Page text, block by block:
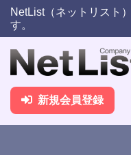
NetList（ネットリスト
す。
新規会員登録